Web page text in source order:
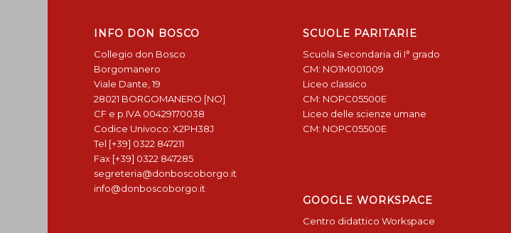
INFO DON BOSCO
Collegio don Bosco
Borgomanero
Viale Dante, 19
28021 BORGOMANERO [NO]
CF e p.IVA 00429170038
Codice Univoco: X2PH38J
Tel [+39] 0322 847211
Fax [+39] 0322 847285
segreteria@donboscoborgo.it
info@donboscoborgo.it
SCUOLE PARITARIE
Scuola Secondaria di I° grado
CM: NO1M001009
Liceo classico
CM: NOPC05500E
Liceo delle scienze umane
CM: NOPC05500E
GOOGLE WORKSPACE
Centro didattico Workspace